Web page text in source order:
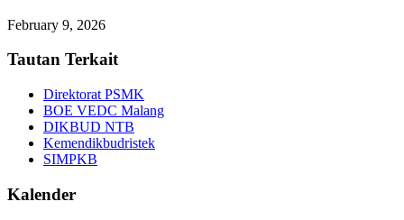
February 9, 2026
Tautan Terkait
Direktorat PSMK
BOE VEDC Malang
DIKBUD NTB
Kemendikbudristek
SIMPKB
Kalender